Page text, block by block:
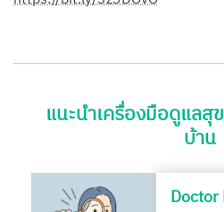
แนะนำเครื่องมือดูแลสุ
บ้าน
Doctor